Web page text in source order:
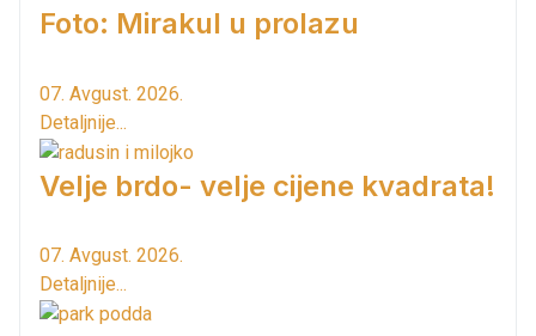
Foto: Mirakul u prolazu
07. Avgust. 2026.
Detaljnije...
Velje brdo- velje cijene kvadrata!
07. Avgust. 2026.
Detaljnije...